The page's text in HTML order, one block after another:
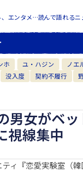
エンタメ…読んで語れるニ
ホ ユ・ハジン ノエ
没入度 契約不履行
男女がベ
視線集中
ィ『恋愛実験室（